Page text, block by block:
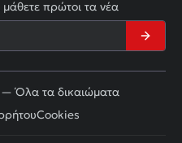
πρώτοι τα νέα
Όλα τα δικαιώματα
Cookies